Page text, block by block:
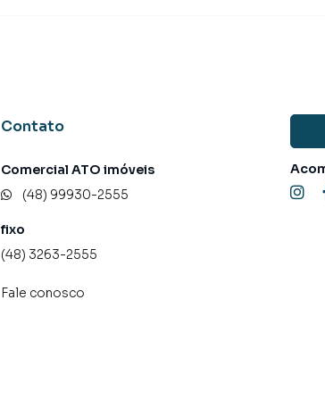
Contato
Comercial ATO imóveis
(48) 99930-2555
fixo
(48) 3263-2555
Fale conosco